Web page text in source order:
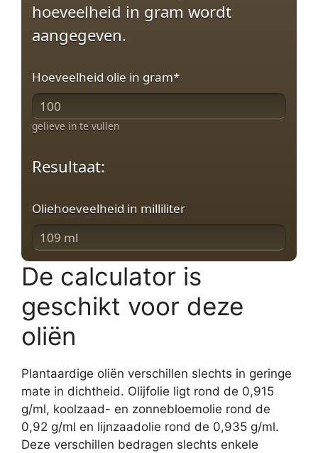
hoeveelheid in gram wordt
aangegeven.
Hoeveelheid olie in gram*
gelieve in te vullen
Resultaat:
Oliehoeveelheid in milliliter
De calculator is
geschikt voor deze
oliën
Plantaardige oliën verschillen slechts in geringe
mate in dichtheid. Olijfolie ligt rond de 0,915
g/ml, koolzaad- en zonnebloemolie rond de
0,92 g/ml en lijnzaadolie rond de 0,935 g/ml.
Deze verschillen bedragen slechts enkele